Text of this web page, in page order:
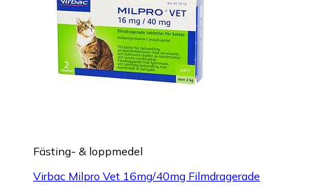
Fästing- & loppmedel
Virbac Milpro Vet 16mg/40mg Filmdragerade